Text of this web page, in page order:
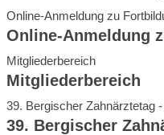
Online-Anmeldung zu
Online-Anmeldung
Mitgliederbereich
Mitgliederbereich
39. Bergischer Zahnärztetag
39. Bergischer